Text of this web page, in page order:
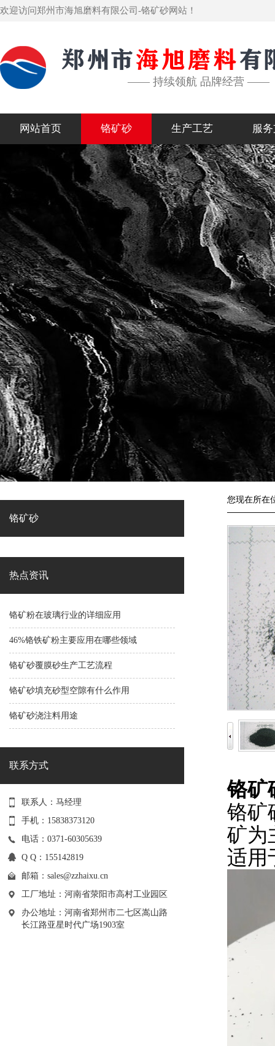
欢迎访问郑州市海旭磨料有限公司-铬矿砂网站！
—— 持续领航 品牌经营 ——
网站首页 铬矿砂 生产工艺 服
铬矿砂
热点资讯
铬矿粉在玻璃行业的详细应用
46%铬铁矿粉主要应用在哪些领域
铬矿砂覆膜砂生产工艺流程
铬矿砂填充砂型空隙有什么作用
铬矿砂浇注料用途
联系方式
联系人：马经理
手机：15838373120
电话：0371-60305639
Q Q：155142819
邮箱： sales@zzhaixu.cn
工厂地址：河南省荥阳市高村工业园区
办公地址：河南省郑州市二七区嵩山路
长江路亚星时代广场1903室
您现在所在
铬矿
铬矿
矿为
适用